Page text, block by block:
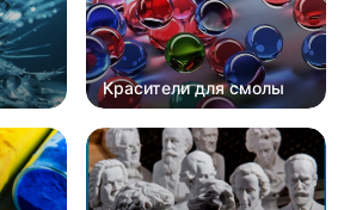
Красители для смолы